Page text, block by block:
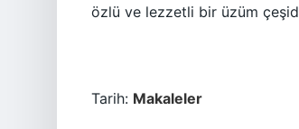
özlü ve lezzetli bir üzüm
Tarih: Makaleler